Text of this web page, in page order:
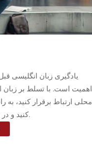
یادگیری زبان انگلیسی
اهمیت است. با تسلط بر زبان
محلی ارتباط برقرار کنید، به
کنید و در مواقع اضطراری بهترین تصمیمات را بگیرید.